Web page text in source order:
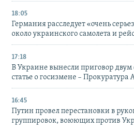
18:05
Германия расследует «очень
около украинского самолета и
17:18
В Украине вынесли приговор
статье о госизмене – Прокуратура
16:45
Путин провел перестановки в
группировок, воюющих против